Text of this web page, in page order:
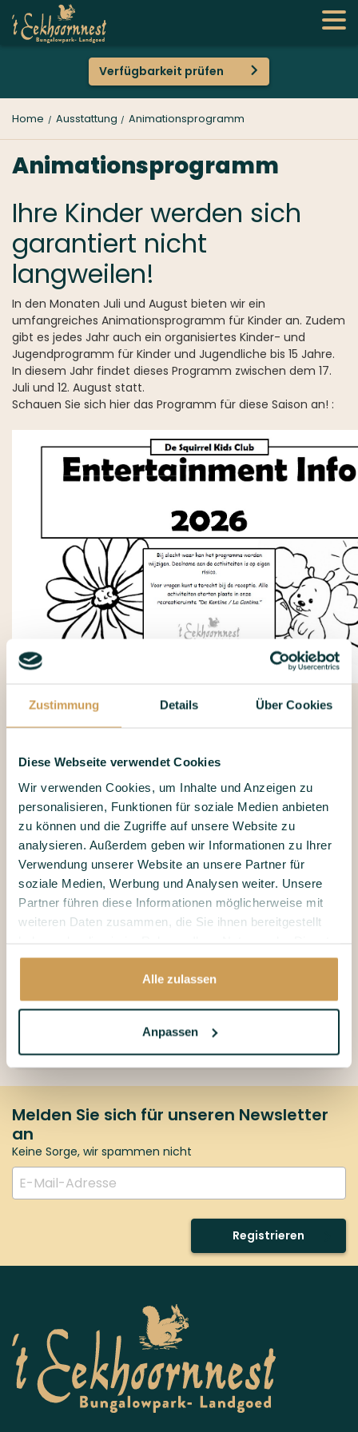
Zustimmung Details Über Cookies
Diese Webseite verwendet Cookies
Wir verwenden Cookies, um Inhalte und Anzeigen zu
personalisieren, Funktionen für soziale Medien anbieten
zu können und die Zugriffe auf unsere Website zu
analysieren. Außerdem geben wir Informationen zu Ihrer
Verwendung unserer Website an unsere Partner für
soziale Medien, Werbung und Analysen weiter. Unsere
Partner führen diese Informationen möglicherweise mit
weiteren Daten zusammen, die Sie ihnen bereitgestellt
gesammelt haben.
Alle zulassen
Anpassen
Verfügbarkeit prüfen
Home Ausstattung Animationsprogramm
Animationsprogramm
Ihre Kinder werden sich
garantiert nicht
langweilen!
In den Monaten Juli und August bieten wir ein
umfangreiches Animationsprogramm für Kinder an. Zudem
gibt es jedes Jahr auch ein organisiertes Kinder- und
Jugendprogramm für Kinder und Jugendliche bis 15 Jahre.
In diesem Jahr findet dieses Programm zwischen dem 17.
Juli und 12. August statt.
Schauen Sie sich hier das Programm für diese Saison an! :
Melden Sie sich für unseren Newsletter
an
Keine Sorge, wir spammen nicht
Registrieren